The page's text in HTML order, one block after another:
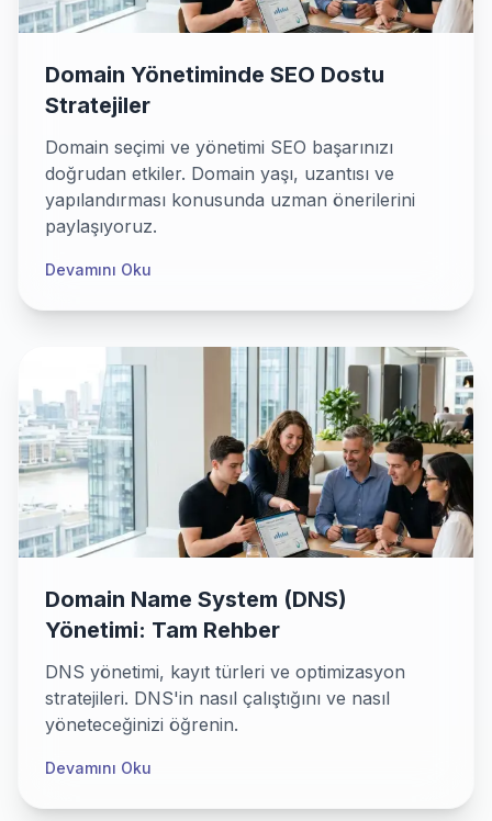
Domain Yönetiminde SEO Dostu
Stratejiler
Domain seçimi ve yönetimi SEO başarınızı
doğrudan etkiler. Domain yaşı, uzantısı ve
yapılandırması konusunda uzman önerilerini
paylaşıyoruz.
Devamını Oku
Domain Name System (DNS)
Yönetimi: Tam Rehber
DNS yönetimi, kayıt türleri ve optimizasyon
stratejileri. DNS'in nasıl çalıştığını ve nasıl
yöneteceğinizi öğrenin.
Devamını Oku